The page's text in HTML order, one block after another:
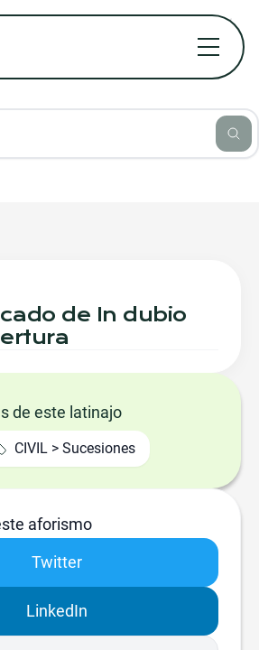
Diccionario Aforismos Latinos/
de In dubio
de este latinajo
CIVIL > Sucesiones
aforismo
Twitter
LinkedIn